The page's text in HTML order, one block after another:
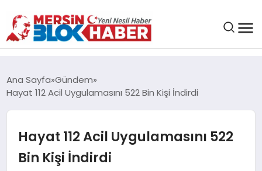
SAĞLIK
ASAYIŞ
Ana Sayfa Gündem
Hayat 112 Acil Uygulamasını 522 Bin Kişi İndirdi
Hayat 112 Acil Uygulamasını 522
Bin Kişi İndirdi